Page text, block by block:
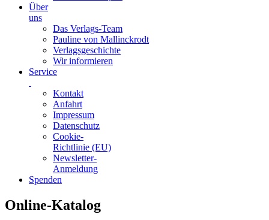
Über
uns
Das Verlags-Team
Pauline von Mallinckrodt
Verlagsgeschichte
Wir informieren
Service
Kontakt
Anfahrt
Impressum
Datenschutz
Cookie-
Richtlinie (EU)
Newsletter-
Anmeldung
Spenden
Skip
to
Online-Katalog